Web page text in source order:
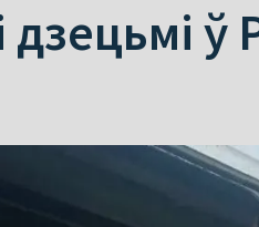
ў